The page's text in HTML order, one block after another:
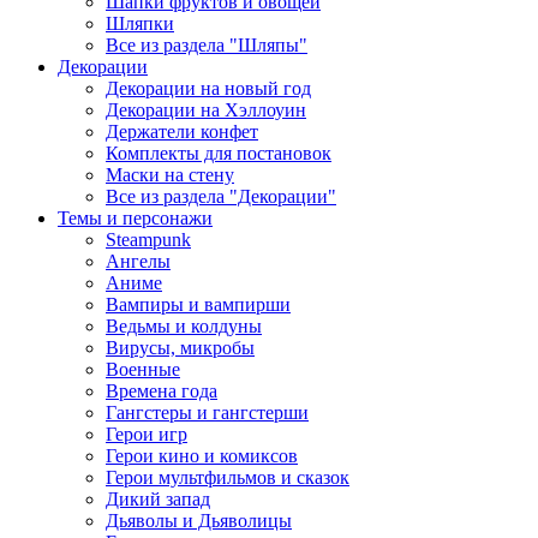
Шляпки
Все из раздела "Шляпы"
Декорации
Декорации на новый год
Декорации на Хэллоуин
Держатели конфет
Комплекты для постановок
Маски на стену
Все из раздела "Декорации"
Темы и персонажи
Steampunk
Ангелы
Аниме
Вампиры и вампирши
Ведьмы и колдуны
Вирусы, микробы
Военные
Времена года
Гангстеры и гангстерши
Герои игр
Герои кино и комиксов
Герои мультфильмов и сказок
Дикий запад
Дьяволы и Дьяволицы